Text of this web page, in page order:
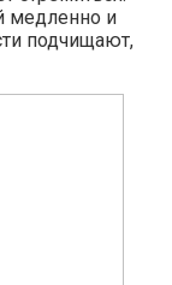
медленно и
подчищают,